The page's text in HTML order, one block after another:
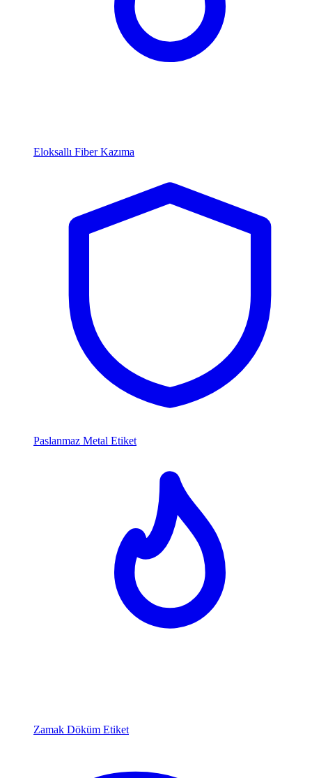
Eloksallı Fiber Kazıma
Paslanmaz Metal Etiket
Zamak Döküm Etiket